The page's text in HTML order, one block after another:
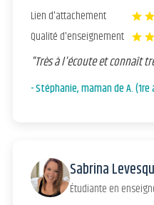
Lien d'attachement
starstar
Qualité d'enseignement starstar
"Très à l'écoute et connaît
- Stéphanie, maman de A. (1re
Sabrina
Étudiante en